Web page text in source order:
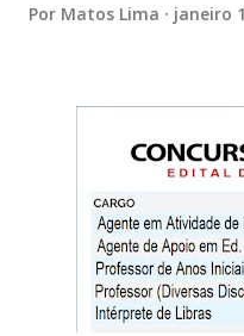
Por Matos Lima janeiro